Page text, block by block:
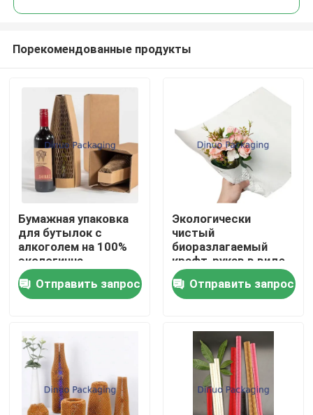
Продукты
Видеозаписи
О нас
Экскурсия по заводу
Порекомендованные продукты
Бумажная упаковка
для бутылок с
алкоголем на 100%
экологична
Отправить запрос
Экологически
чистый
биоразлагаемый
крафт-рукав в виде
сот для упаковки
цветочных подарков
Отправить запрос